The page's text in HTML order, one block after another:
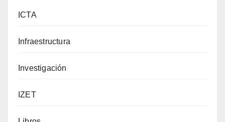
ICTA
Infraestructura
Investigación
IZET